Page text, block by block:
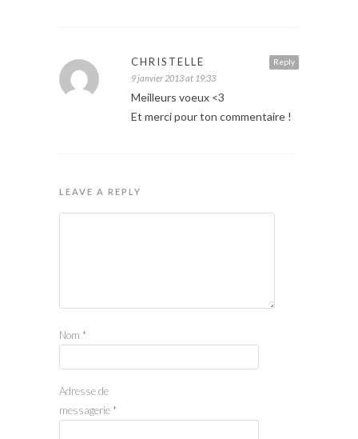
Reply
CHRISTELLE
9 janvier 2013 at 19:33
Meilleurs voeux <3
Et merci pour ton commentaire !
LEAVE A REPLY
Nom *
Adresse de
messagerie *